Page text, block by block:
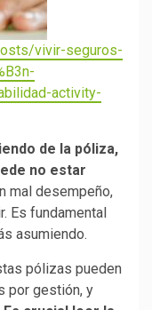
vivir-seguros-
activity-
de la póliza,
no estar
mal desempeño,
Es fundamental
asumiendo.
pólizas pueden
por gestión, y